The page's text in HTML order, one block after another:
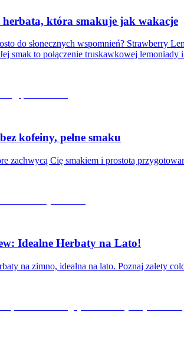
która smakuje jak wakacje
do słonecznych wspomnień? Strawberry
smak to połączenie truskawkowej lemoniady
kofeiny, pełne smaku
zachwycą Cię smakiem i prostotą
Idealne Herbaty na Lato!
na zimno, idealna na lato. Poznaj zalety